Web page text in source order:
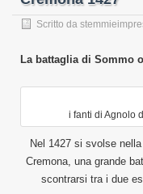
Scritto da
La battaglia di Sommo
i fanti di Agnolo
Nel 1427 si svolse
Cremona, una grande
scontrarsi tra i due